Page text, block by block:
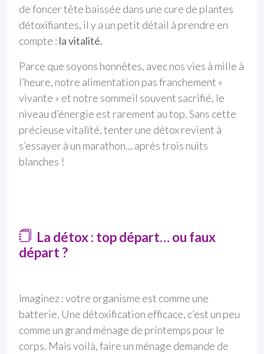
de foncer tête baissée dans une cure de plantes
détoxifiantes, il y a un petit détail à prendre en
compte : la vitalité.
Parce que soyons honnêtes, avec nos vies à mille à
l’heure, notre alimentation pas franchement «
vivante » et notre sommeil souvent sacrifié, le
niveau d’énergie est rarement au top. Sans cette
précieuse vitalité, tenter une détox revient à
s’essayer à un marathon… après trois nuits
blanches !
La détox : top départ… ou faux
départ ?
Imaginez : votre organisme est comme une
batterie. Une détoxification efficace, c’est un peu
comme un grand ménage de printemps pour le
corps. Mais voilà, faire un ménage demande de